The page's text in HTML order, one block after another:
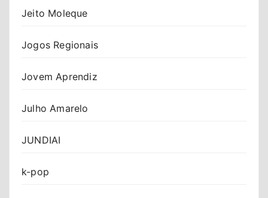
Jeito Moleque
Jogos Regionais
Jovem Aprendiz
Julho Amarelo
JUNDIAI
k-pop